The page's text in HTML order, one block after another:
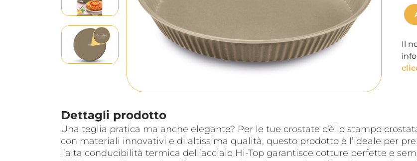
Il
Dettagli prodotto
Una teglia pratica ma anche elegante? Per le tue crostate c’è lo stampo
con materiali innovativi e di altissima qualità, questo prodotto è l’ideale per
l’alta conducibilità termica dell’acciaio Hi-Top garantisce cotture perfette e